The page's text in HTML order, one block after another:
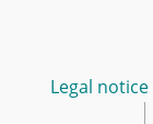
Legal notice